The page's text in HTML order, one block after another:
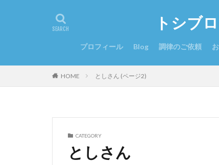
トシブ
プロフィール Blog 調律のご依頼
HOME としさん (ページ2)
CATEGORY
としさん